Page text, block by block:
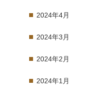
2024年4月
2024年3月
2024年2月
2024年1月